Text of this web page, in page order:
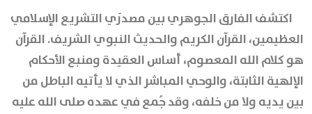
اكتشف الفارق الجوهري بين مصدرَي التشريع الإسلامي
العظيمين، القرآن الكريم والحديث النبوي الشريف. القرآن
هو كلام الله المعصوم، أساس العقيدة ومنبع الأحكام
الإلهية الثابتة، والوحي المباشر الذي لا يأتيه الباطل من
بين يديه ولا من خلفه، وقد جُمع في عهده صلى الله عليه